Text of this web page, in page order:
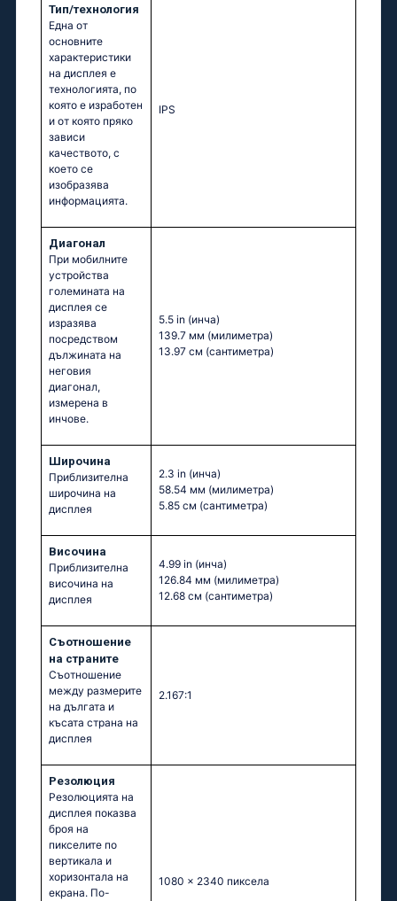
Тип/технология
Една от
основните
характеристики
на дисплея е
технологията, по
която е изработен
и от която пряко
зависи
качеството, с
което се
изобразява
информацията.
IPS
Диагонал
При мобилните
устройства
големината на
дисплея се
изразява
посредством
дължината на
неговия
диагонал,
измерена в
инчове.
5.5 in (инча)
139.7 мм (милиметра)
13.97 см (сантиметра)
Широчина
Приблизителна
широчина на
дисплея
2.3 in (инча)
58.54 мм (милиметра)
5.85 см (сантиметра)
Височина
Приблизителна
височина на
дисплея
4.99 in (инча)
126.84 мм (милиметра)
12.68 см (сантиметра)
Съотношение
на страните
Съотношение
между размерите
на дългата и
късата страна на
дисплея
2.167:1
Резолюция
Резолюцията на
дисплея показва
броя на
пикселите по
вертикала и
хоризонтала на
екрана. По-
1080 x 2340 пиксела